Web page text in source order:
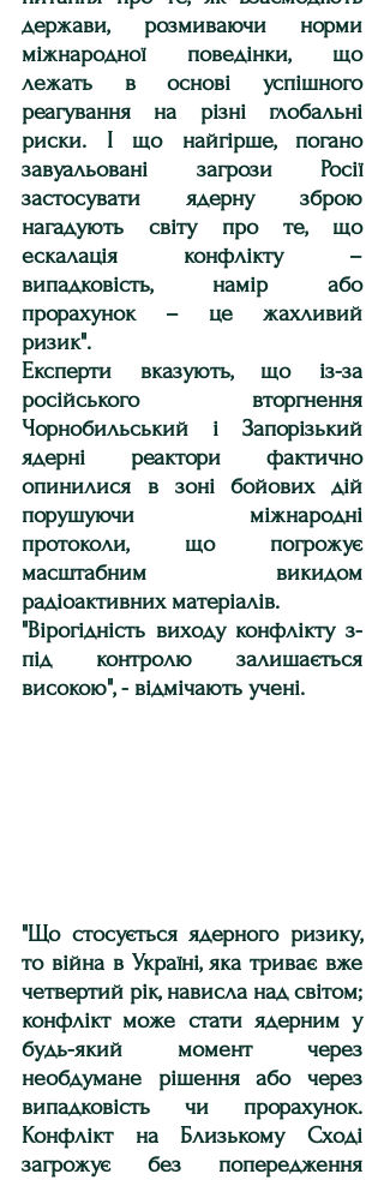
держави, розмиваючи норми
міжнародної поведінки, що
лежать в основі успішного
реагування на різні глобальні
риски. І що найгірше, погано
завуальовані загрози Росії
застосувати ядерну зброю
нагадують світу про те, що
ескалація конфлікту –
випадковість, намір або
прорахунок – це жахливий
ризик".
Експерти вказують, що із-за
російського вторгнення
Чорнобильський і Запорізький
ядерні реактори фактично
опинилися в зоні бойових дій
порушуючи міжнародні
протоколи, що погрожує
масштабним викидом
радіоактивних матеріалів.
"Вірогідність виходу конфлікту з-
під контролю залишається
високою", - відмічають учені.
"Що стосується ядерного ризику,
то війна в Україні, яка триває вже
четвертий рік, нависла над світом;
конфлікт може стати ядерним у
будь-який момент через
необдумане рішення або через
випадковість чи прорахунок.
Конфлікт на Близькому Сході
загрожує без попередження